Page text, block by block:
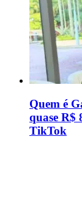
Quem é
quase R$
TikTok